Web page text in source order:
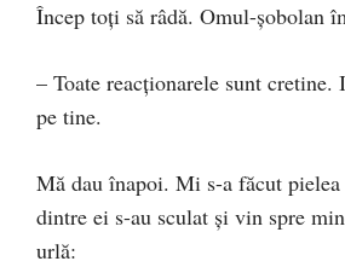
Încep toți să râdă. Omul-șobolan
– Toate reacționarele sunt cretine.
pe tine.
Mă dau înapoi. Mi s-a făcut
dintre ei s-au sculat și vin spre
urlă: